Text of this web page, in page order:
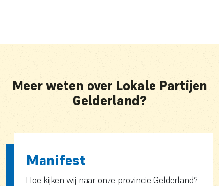
Meer weten over Lokale Partijen
Gelderland?
Manifest
Hoe kijken wij naar onze provincie Gelderland?